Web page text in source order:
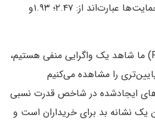
قیمت در کاردانو مهم‌ترین حمایت‌ها عبارت‌اند از: ۲.۴۷؛ ۱.۹۳و
در شاخص قدرت نسبی (Rsi) ما شاهد یک واگرایی منفی هستیم،
را مشاهده می‌کنیم
ایجادشده در شاخص قدرت نسبی
یک نشانه بد برای خریداران است و